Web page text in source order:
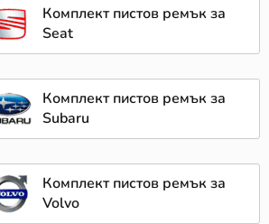
Комплект пистов ремък за
Seat
Комплект пистов ремък за
Subaru
Комплект пистов ремък за
Volvo